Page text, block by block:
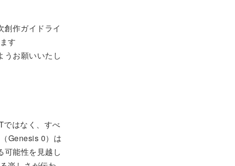
作ガイドライ
す
うお願いいたし
ではなく、すべ
Genesis 0）は
可能性を見越し